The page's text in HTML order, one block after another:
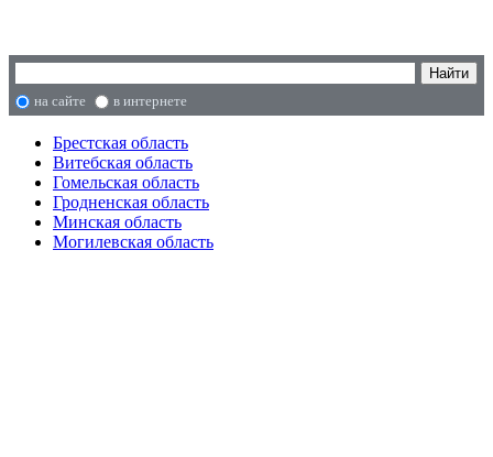
на сайте в интернете
Брестская область
Витебская область
Гомельская область
Гродненская область
Минская область
Могилевская область